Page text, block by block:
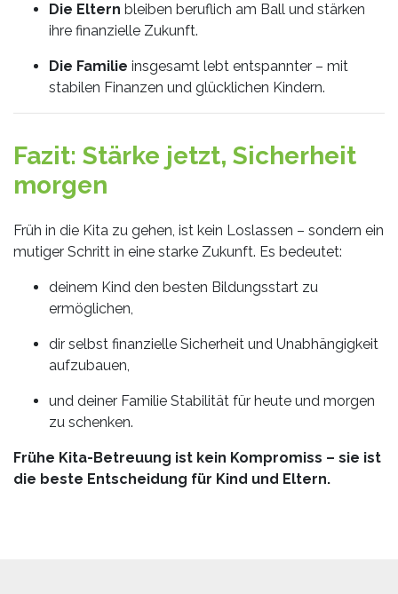
Die Eltern bleiben beruflich am Ball und stärken
ihre finanzielle Zukunft.
Die Familie insgesamt lebt entspannter – mit
stabilen Finanzen und glücklichen Kindern.
Fazit: Stärke jetzt, Sicherheit
morgen
Früh in die Kita zu gehen, ist kein Loslassen – sondern ein
mutiger Schritt in eine starke Zukunft. Es bedeutet:
deinem Kind den besten Bildungsstart zu
ermöglichen,
dir selbst finanzielle Sicherheit und Unabhängigkeit
aufzubauen,
und deiner Familie Stabilität für heute und morgen
zu schenken.
Frühe Kita-Betreuung ist kein Kompromiss – sie ist
die beste Entscheidung für Kind und Eltern.